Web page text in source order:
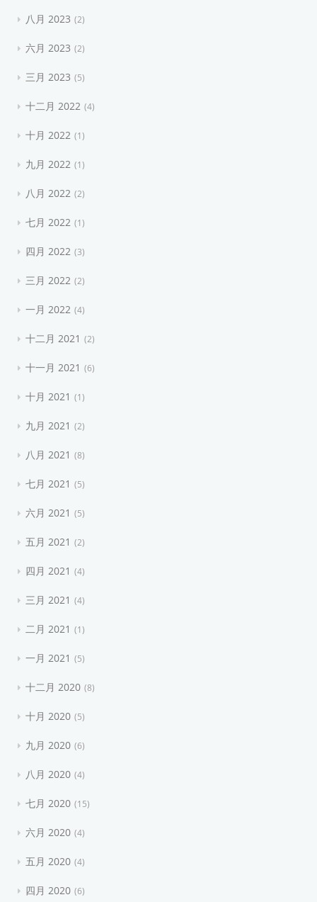
八月 2023 2
六月 2023 2
三月 2023 5
十二月 2022 4
十月 2022 1
九月 2022 1
八月 2022 2
七月 2022 1
四月 2022 3
三月 2022 2
一月 2022 4
十二月 2021 2
十一月 2021 6
十月 2021 1
九月 2021 2
八月 2021 8
七月 2021 5
六月 2021 5
五月 2021 2
四月 2021 4
三月 2021 4
二月 2021 1
一月 2021 5
十二月 2020 8
十月 2020 5
九月 2020 6
八月 2020 4
七月 2020 15
六月 2020 4
五月 2020 4
四月 2020 6